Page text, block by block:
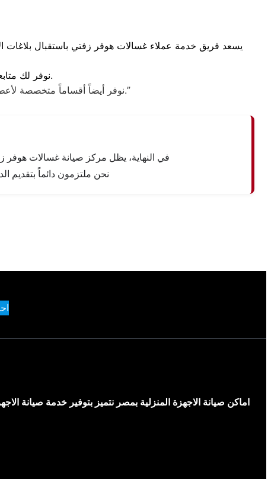
يسعد فريق خدمة عملاء غسالات هوفر زفتي باستقبال بلاغات
نوفر لك متابعة مستمرة قبل زيارة الفني وأثنائها، وحتى بعد إتمام الإصلاح للتأكد من رضاكم التام.
“نوفر أيضاً أقساماً متخصصةبقطع غيار أصلية.”
في النهاية، يظل مركز صيانة غسالات هوفر
نحن ملتزمون دائماً بتقديم
اماكن صيانة الاجهزة المنزلية بمصر نتميز بتوفير خدمة صيانة